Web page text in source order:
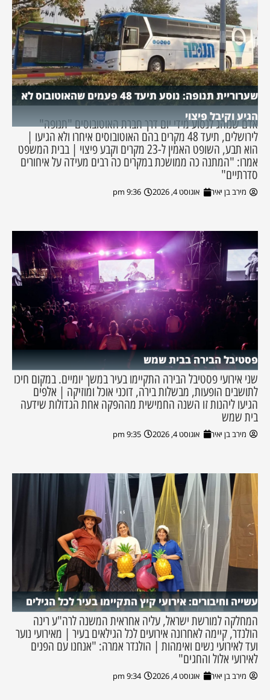
שערוריית תנופה: נוסע תיעד 48 פעמים שהאוטובוס לא
הגיע וקיבל פיצוי
אדם שנוהג לנסוע מידי יום דרך חברת האוטובוסים "תנופה"
לירושלים, תיעד 48 מקרים בהם האוטובוסים איחרו ולא הגיעו |
הוא תבע, השופט האמין ל-23 מקרים וקבע פיצוי | בבית המשפט
אמרו: "המתנה כה ממושכת במקרים כה רבים מעידה על איחורים
סדרתיים"
מירב בן יאיר אוגוסט 4, 2026 9:36 pm
פסטיבל הבירה בבית שמש
שני אירועי פסטיבל הבירה התקיימו בעיר במשך יומיים. במקום חיכו
לתושבים הופעות, מבשלות בירה, דוכני אוכל ומוזיקה | אלפים
הגיעו ליהנות זו השנה החמישית מההפקה אחת הגדולות שידעה
בית שמש
מירב בן יאיר אוגוסט 4, 2026 9:35 pm
עשייה וחיבורים: אירועי קיץ התקיימו בעיר לכל הגילים
המחלקה למורשת ישראל, עליה אחראית המשנה לרה"ע רינה
הולנדר, קיימה לאחרונה אירועים לכל הגילאים בעיר | מאירועי נוער
ועד לאירועי נשים ואימהות | הולנדר אמרה: "אנחנו עם הפנים
לאירועי אלול והחגים"
מירב בן יאיר אוגוסט 4, 2026 9:34 pm